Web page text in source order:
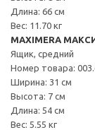
Длина: 66 см
Вес: 11.70 кг
MAXIMERA
Ящик, средний
Номер товара:
Ширина: 31 см
Высота: 7 см
Длина: 54 см
Вес: 5.55 кг